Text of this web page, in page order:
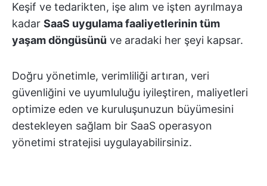
Keşif ve tedarikten, işe alım ve işten ayrılmaya
kadar SaaS uygulama faaliyetlerinin tüm
yaşam döngüsünü ve aradaki her şeyi kapsar.
Doğru yönetimle, verimliliği artıran, veri
güvenliğini ve uyumluluğu iyileştiren, maliyetleri
optimize eden ve kuruluşunuzun büyümesini
destekleyen sağlam bir SaaS operasyon
yönetimi stratejisi uygulayabilirsiniz.